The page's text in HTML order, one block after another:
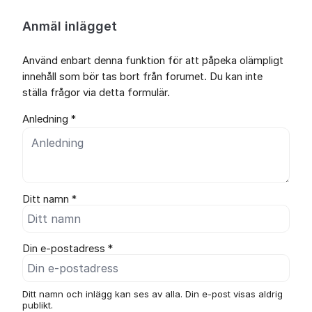
Anmäl inlägget
Använd enbart denna funktion för att påpeka olämpligt
innehåll som bör tas bort från forumet. Du kan inte
ställa frågor via detta formulär.
Anledning *
Ditt namn *
Din e-postadress *
Ditt namn och inlägg kan ses av alla. Din e-post visas aldrig
publikt.